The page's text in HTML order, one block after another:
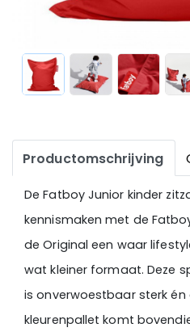
Productomschrijving
De Fatboy Junior kinder
kennismaken met de
de Original een waar
wat kleiner formaat. Deze
is onverwoestbaar sterk
kleurenpallet komt